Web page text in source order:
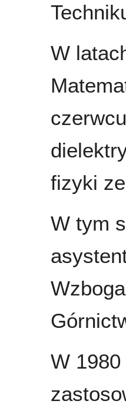
W
fizyki
W tym
W